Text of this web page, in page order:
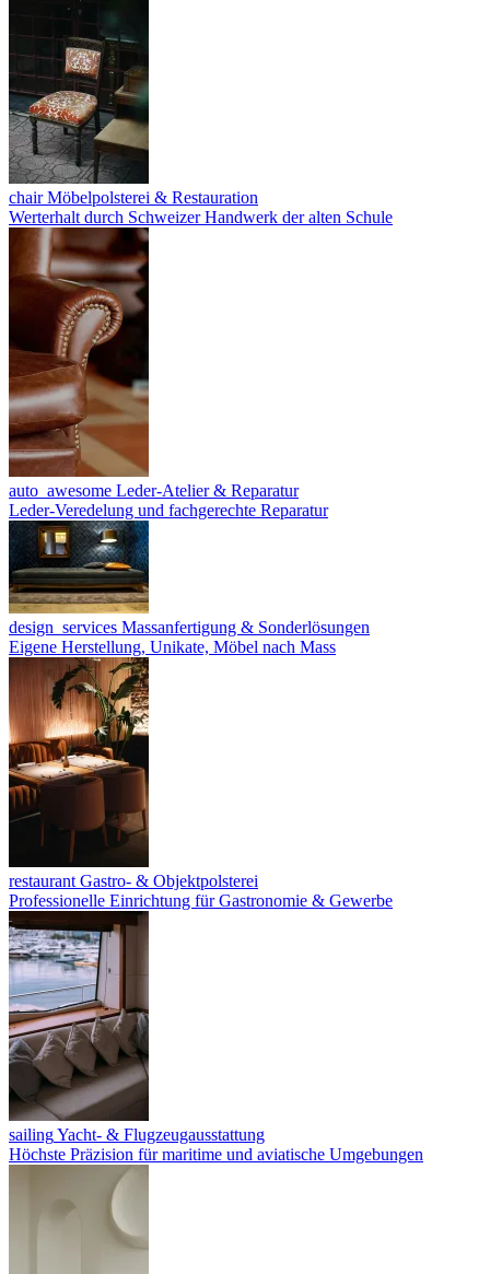
chair Möbelpolsterei & Restauration
Werterhalt durch Schweizer Handwerk der alten Schule
auto_awesome Leder-Atelier & Reparatur
Leder-Veredelung und fachgerechte Reparatur
design_services Massanfertigung & Sonderlösungen
Eigene Herstellung, Unikate, Möbel nach Mass
restaurant Gastro- & Objektpolsterei
Professionelle Einrichtung für Gastronomie & Gewerbe
sailingYacht- & Flugzeugausstattung
Höchste Präzision für maritime und aviatische Umgebungen